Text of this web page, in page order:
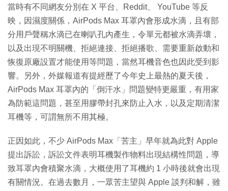
當時有不同網友分別在 X 平台、Reddit、 YouTube 等反
映，因濕度關係，AirPods Max 耳罩內會形成水滴，且有部
分用戶聲稱水滴已在喇叭孔內產生，令單元都被水滴弄壞，
以及出現不明關機、拒絕連接、拒絕播歌、需要重新啟動和
恢復原廠設置才能使用等問題，當然耳機音色也因此受到影
響。另外，外媒報道有提經歷了今年史上最熱的夏天後，
AirPods Max 耳罩內的「倒汗水」問題變特更嚴重，有用家
為防範這問題，甚至用膠帶封孔來防止入水，以及定期清潔
耳機等，可謂無所不用其極。
正因如此，不少 AirPods Max「苦主」早年就為此對 Apple
提出訴訟，訴訟文件表明耳機製作物料出現結構性問題，導
致耳罩內會積聚水滴，大概使用了耳機約 1 小時後就會出現
有關情況。在過去數月，一眾苦主望與 Apple 談判和解，雖